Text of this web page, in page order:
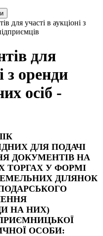
для участі в аукціоні з
для
з оренди
осіб -
ДЛЯ ПОДАЧІ
ДОКУМЕНТІВ НА
ТОРГАХ У ФОРМІ
ДІЛЯНОК
НА НИХ)
ОСОБИ: